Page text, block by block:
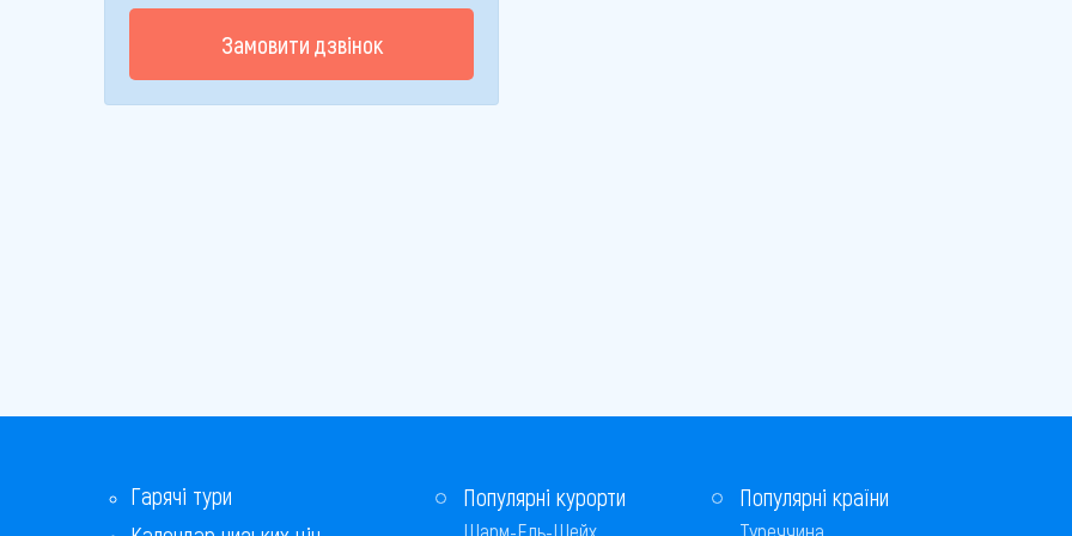
Замовити дзвінок
Гарячі тури
Популярні курорти Популярні країни